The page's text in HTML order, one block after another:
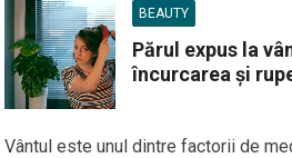
BEAUTY
Părul expus la
încurcarea și
Vântul este unul dintre factorii de